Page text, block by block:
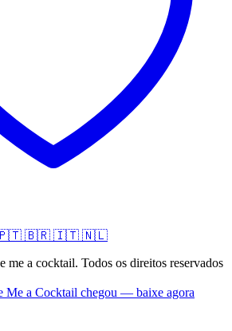
🇧🇷 🇮🇹 🇳🇱
a cocktail. Todos os direitos reservados
Me a Cocktail chegou — baixe agora